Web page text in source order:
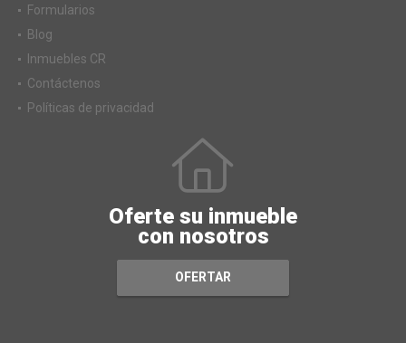
Formularios
Blog
Inmuebles CR
Contáctenos
Políticas de privacidad
Oferte su inmueble
con nosotros
OFERTAR